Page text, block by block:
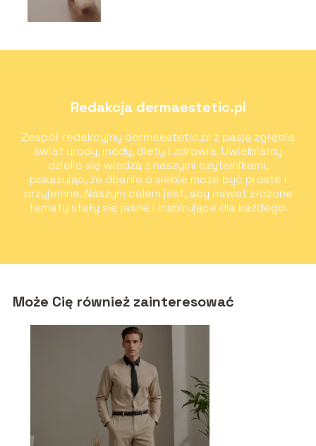
Redakcja dermaestetic.pl
Zespół redakcyjny dermaestetic.pl z pasją zgłębia
świat urody, mody, diety i zdrowia. Uwielbiamy
dzielić się wiedzą z naszymi czytelnikami,
pokazując, że dbanie o siebie może być proste i
przyjemne. Naszym celem jest, aby nawet złożone
tematy stały się jasne i inspirujące dla każdego.
Może Cię również zainteresować